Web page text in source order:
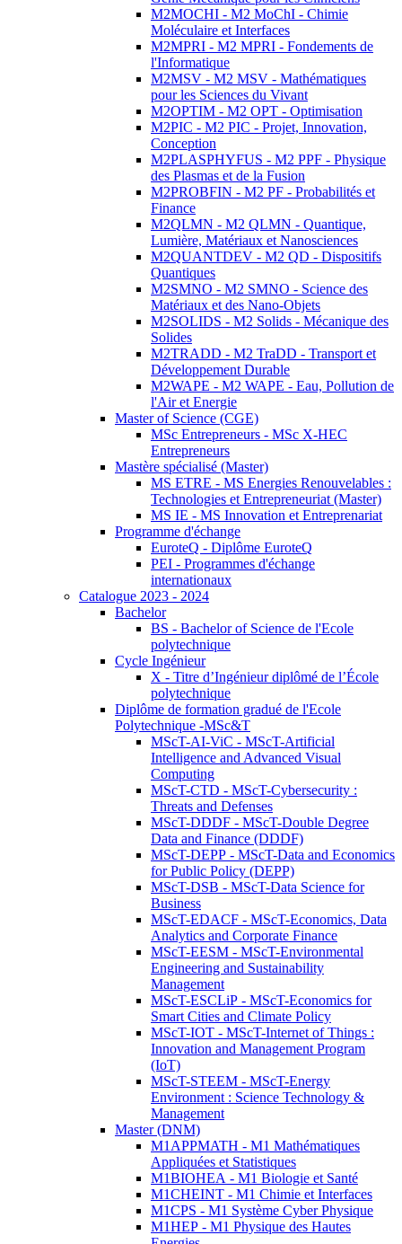
M2MOCHI - M2 MoChI - Chimie
Moléculaire et Interfaces
M2MPRI - M2 MPRI - Fondements de
l'Informatique
M2MSV - M2 MSV - Mathématiques
pour les Sciences du Vivant
M2OPTIM - M2 OPT - Optimisation
M2PIC - M2 PIC - Projet, Innovation,
Conception
M2PLASPHYFUS - M2 PPF - Physique
des Plasmas et de la Fusion
M2PROBFIN - M2 PF - Probabilités et
Finance
M2QLMN - M2 QLMN - Quantique,
Lumière, Matériaux et Nanosciences
M2QUANTDEV - M2 QD - Dispositifs
Quantiques
M2SMNO - M2 SMNO - Science des
Matériaux et des Nano-Objets
M2SOLIDS - M2 Solids - Mécanique des
Solides
M2TRADD - M2 TraDD - Transport et
Développement Durable
M2WAPE - M2 WAPE - Eau, Pollution de
l'Air et Energie
Master of Science (CGE)
MSc Entrepreneurs - MSc X-HEC
Entrepreneurs
Mastère spécialisé (Master)
MS ETRE - MS Energies Renouvelables :
Technologies et Entrepreneuriat (Master)
MS IE - MS Innovation et Entreprenariat
Programme d'échange
EuroteQ - Diplôme EuroteQ
PEI - Programmes d'échange
internationaux
Catalogue 2023 - 2024
Bachelor
BS - Bachelor of Science de l'Ecole
polytechnique
Cycle Ingénieur
X - Titre d’Ingénieur diplômé de l’École
polytechnique
Diplôme de formation gradué de l'Ecole
Polytechnique -MSc&T
MScT-AI-ViC - MScT-Artificial
Intelligence and Advanced Visual
Computing
MScT-CTD - MScT-Cybersecurity :
Threats and Defenses
MScT-DDDF - MScT-Double Degree
Data and Finance (DDDF)
MScT-DEPP - MScT-Data and Economics
for Public Policy (DEPP)
MScT-DSB - MScT-Data Science for
Business
MScT-EDACF - MScT-Economics, Data
Analytics and Corporate Finance
MScT-EESM - MScT-Environmental
Engineering and Sustainability
Management
MScT-ESCLiP - MScT-Economics for
Smart Cities and Climate Policy
MScT-IOT - MScT-Internet of Things :
Innovation and Management Program
(IoT)
MScT-STEEM - MScT-Energy
Environment : Science Technology &
Management
Master (DNM)
M1APPMATH - M1 Mathématiques
Appliquées et Statistiques
M1BIOHEA - M1 Biologie et Santé
M1CHEINT - M1 Chimie et Interfaces
M1CPS - M1 Système Cyber Physique
M1HEP - M1 Physique des Hautes